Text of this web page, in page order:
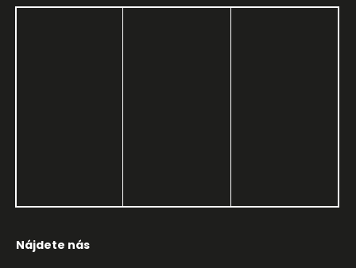
Nájdete nás